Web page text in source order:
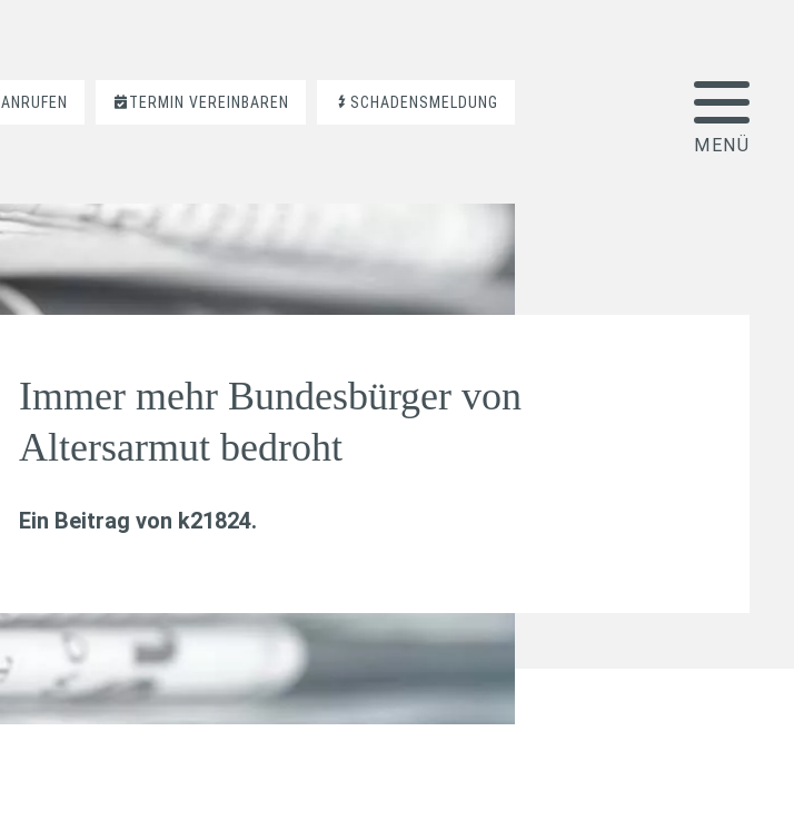
ANRUFEN TERMIN VEREINBAREN SCHADENSMELDUNG
Immer mehr Bundesbürger von
Altersarmut bedroht
Ein Beitrag von k21824.